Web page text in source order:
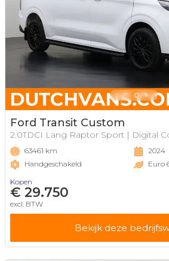
Ford Transit Custom
2.0TDCI Lang Raptor Sport | Digital
63461 km
Handgeschakeld
2024
Euro
Kopen
€ 29.750
excl. BTW
Bekijk deze